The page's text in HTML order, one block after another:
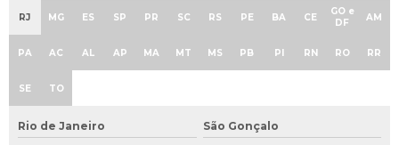
RJ MG ES SP PR SC RS PE BA CE
GO e
DF
AM
PA AC AL AP MA MT MS PB PI RN RO RR
SE TO
Rio de Janeiro São Gonçalo